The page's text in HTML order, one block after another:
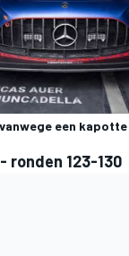
een
ronden 123-130